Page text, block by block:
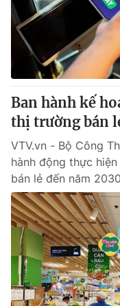
Sản phẩm
Thị trường
Tư vấn
Lịch phát sóng
Chuyên mục khác
Emagazine
Photo
Video
VTV Money
VTV Sức khoẻ
Ban hành kế
thị trường bán
VTV.vn - Bộ Công
hành động thực
bán lẻ đến năm